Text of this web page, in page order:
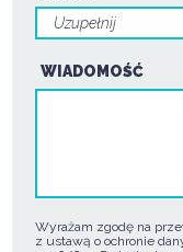
WIADOMOŚĆ
Wyrażam zgodę na
z ustawą o ochronie